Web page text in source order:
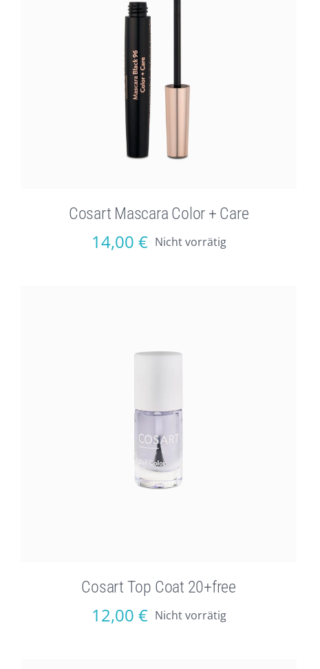
Cosart Mascara Color + Care
14,00 € Nicht vorrätig
Cosart Top Coat 20+free
12,00 € Nicht vorrätig